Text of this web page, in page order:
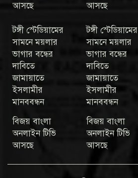
আসছে
আসছে
টঙ্গী স্টেডিয়ামের
সামনে ময়লার
ভাগার বন্ধের
দাবিতে
জামায়াতে
ইসলামীর
মানববন্ধন
বিজয় বাংলা
অনলাইন টিভি
আসছে
টঙ্গী স্টেডিয়ামের
সামনে ময়লার
ভাগার বন্ধের
দাবিতে
জামায়াতে
ইসলামীর
মানববন্ধন
বিজয় বাংলা
অনলাইন টিভি
আসছে